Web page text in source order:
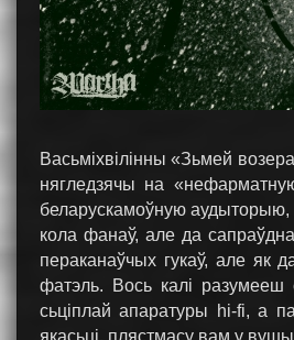
Васьміхвілінны «Зьмей
нягледзячы на
беларускамоўную
кола фанаў, але да
пераканаўчых гукаў, але як
фатэль. Вось калі разумееш
сьціплай апаратуры hi-fi, а
якасьці, плястмасу вам у